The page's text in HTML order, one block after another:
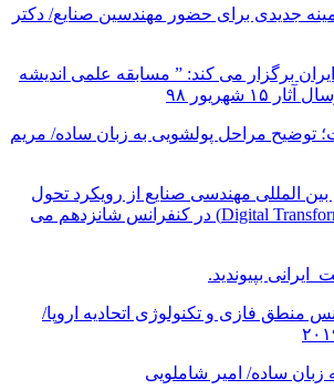
جدیدی برای حضور مهندسین صنایع/ دکتر
برگزار می کند: ” مسابقه علمی اندیشه
شهریور ۹۸
توضیح مراحل پولشویی به زبان ساده/ مریم
المللی مهندسی صنایع از رویکرد تحول
دیجیتال (Digital Transformation) در کنفرانس شانزدهم می
بپیوندید.
منطق فازی و تکنولوژی اتحادیه اروپا/
زبان ساده/ امیر شاملویی